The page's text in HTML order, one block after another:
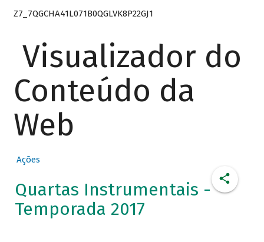
Z7_7QGCHA41L071B0QGLVK8P22GJ1
Visualizador do
Conteúdo da
Web
Ações
Quartas Instrumentais -
Temporada 2017